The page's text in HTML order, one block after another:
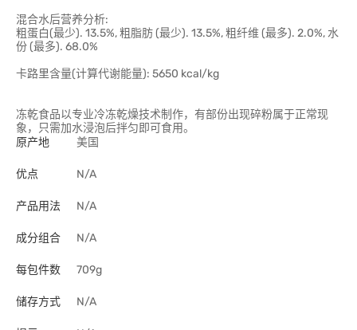
混合水后营养分析:
粗蛋白(最少). 13.5%, 粗脂肪 (最少). 13.5%, 粗纤维 (最多). 2.0%, 水
份 (最多). 68.0%
卡路里含量(计算代谢能量): 5650 kcal/kg
冻乾食品以专业冷冻乾燥技术制作，有部份出现碎粉属于正常现
象，只需加水浸泡后拌匀即可食用。
原产地
美国
优点 N/A
产品用法 N/A
成分组合 N/A
每包件数 709g
储存方式 N/A